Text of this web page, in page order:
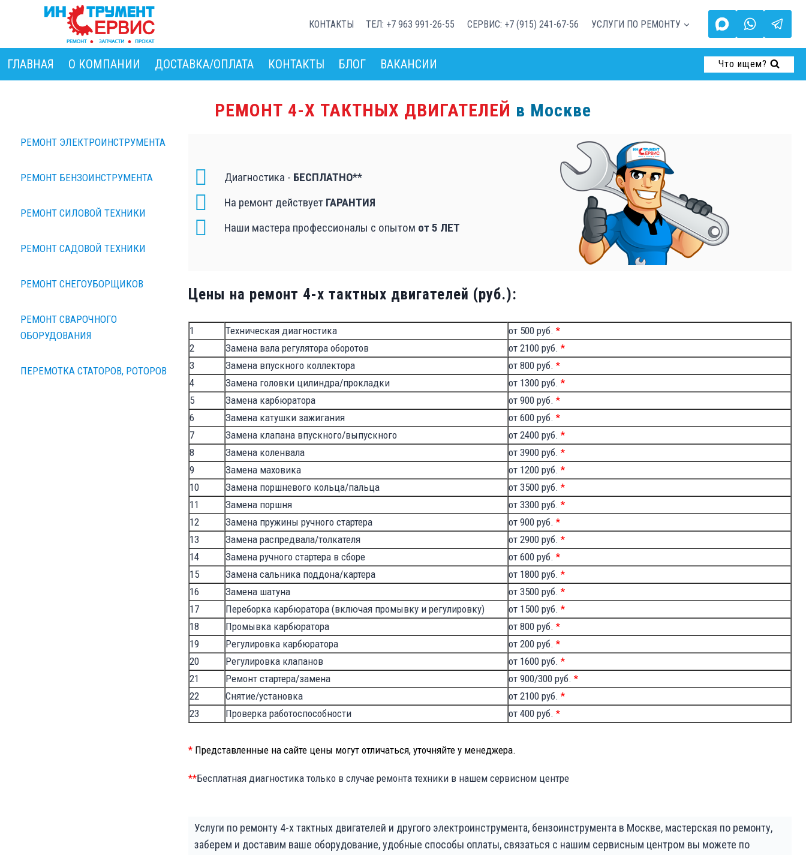
КОНТАКТЫ ТЕЛ: +7 963 991-26-55 СЕРВИС: +7 (915) 241-67-56 УСЛУГИ ПО РЕМОНТУ
ГЛАВНАЯ О КОМПАНИИ ДОСТАВКА/ОПЛАТА КОНТАКТЫ БЛОГ ВАКАНСИИ Что ищем?
РЕМОНТ 4-Х ТАКТНЫХ ДВИГАТЕЛЕЙ в Москве
РЕМОНТ ЭЛЕКТРОИНСТРУМЕНТА
РЕМОНТ БЕНЗОИНСТРУМЕНТА
РЕМОНТ СИЛОВОЙ ТЕХНИКИ
РЕМОНТ САДОВОЙ ТЕХНИКИ
РЕМОНТ СНЕГОУБОРЩИКОВ
РЕМОНТ СВАРОЧНОГО
ОБОРУДОВАНИЯ
ПЕРЕМОТКА СТАТОРОВ, РОТОРОВ
Диагностика - БЕСПЛАТНО**
На ремонт действует ГАРАНТИЯ
Наши мастера профессионалы с опытом от 5 ЛЕТ
Цены на ремонт 4-х тактных двигателей (руб.):
1 Техническая диагностика от 500 руб. *
2
Замена вала регулятора оборотов от 2100 руб. *
3
Замена впускного коллектора от 800 руб. *
4
Замена головки цилиндра/прокладки от 1300 руб. *
5
Замена карбюратора от 900 руб. *
6
Замена катушки зажигания от 600 руб. *
7
Замена клапана впускного/выпускного от 2400 руб. *
8
Замена коленвала от 3900 руб. *
9
Замена маховика от 1200 руб. *
10
Замена поршневого кольца/пальца от 3500 руб. *
11
Замена поршня от 3300 руб. *
12
Замена пружины ручного стартера от 900 руб. *
13
Замена распредвала/толкателя от 2900 руб. *
14
Замена ручного стартера в сборе от 600 руб. *
15
Замена сальника поддона/картера от 1800 руб. *
16
Замена шатуна от 3500 руб. *
17
Переборка карбюратора (включая промывку и регулировку) от 1500 руб. *
18
Промывка карбюратора от 800 руб. *
19
Регулировка карбюратора от 200 руб. *
20
Регулировка клапанов от 1600 руб. *
21
Ремонт стартера/замена от 900/300 руб. *
22
Снятие/установка от 2100 руб. *
23
Проверка работоспособности от 400 руб. *
* Представленные на сайте цены могут отличаться, уточняйте у менеджера.
**Бесплатная диагностика только в случае ремонта техники в нашем сервисном центре
Услуги по ремонту 4-х тактных двигателей и другого электроинструмента, бензоинструмента в Москве, мастерская по ремонту,
заберем и доставим ваше оборудование, удобные способы оплаты, связаться с нашим сервисным центром вы можете по